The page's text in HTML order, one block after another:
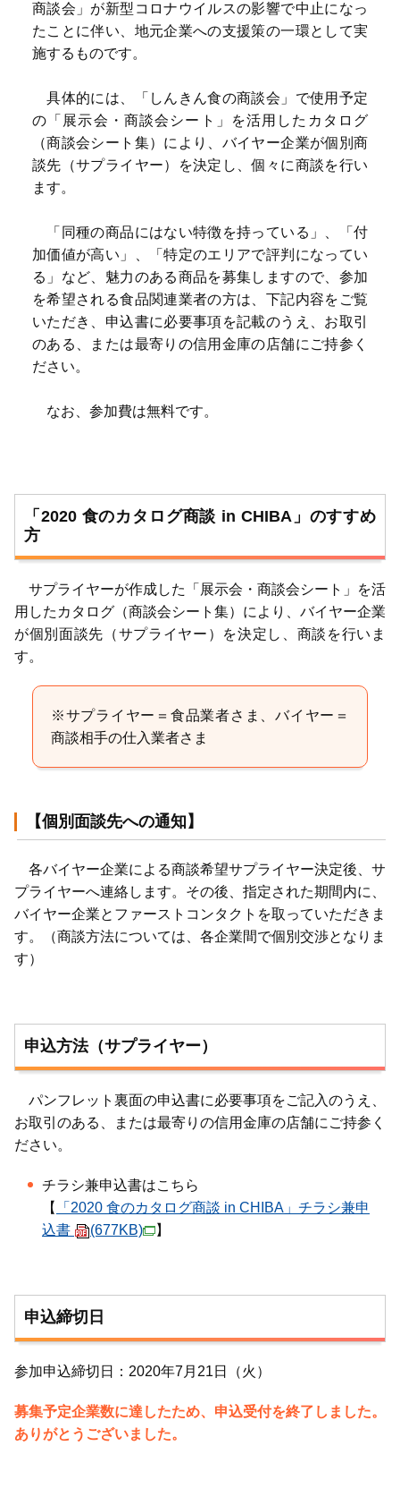
商談会」が新型コロナウイルスの影響で中止になっ
たことに伴い、地元企業への支援策の一環として実
施するものです。
具体的には、「しんきん食の商談会」で使用予定
の「展示会・商談会シート」を活用したカタログ
（商談会シート集）により、バイヤー企業が個別商
談先（サプライヤー）を決定し、個々に商談を行い
ます。
「同種の商品にはない特徴を持っている」、「付
加価値が高い」、「特定のエリアで評判になってい
る」など、魅力のある商品を募集しますので、参加
を希望される食品関連業者の方は、下記内容をご覧
いただき、申込書に必要事項を記載のうえ、お取引
のある、または最寄りの信用金庫の店舗にご持参く
ださい。
なお、参加費は無料です。
「2020 食のカタログ商談 in CHIBA」のすすめ
方
サプライヤーが作成した「展示会・商談会シート」を活
用したカタログ（商談会シート集）により、バイヤー企業
が個別面談先（サプライヤー）を決定し、商談を行いま
す。
※サプライヤー＝食品業者さま、バイヤー＝
商談相手の仕入業者さま​
【個別面談先への通知】
各バイヤー企業による商談希望サプライヤー決定後、サ
プライヤーへ連絡します。その後、指定された期間内に、
バイヤー企業とファーストコンタクトを取っていただきま
す。（商談方法については、各企業間で個別交渉となりま
す）
申込方法（サプライヤー）
パンフレット裏面の申込書に必要事項をご記入のうえ、
お取引のある、または最寄りの信用金庫の店舗にご持参く
ださい。
チラシ兼申込書はこちら
【
「2020 食のカタログ商談 in CHIBA」チラシ兼申
込書
(677KB) 】
申込締切日
参加申込締切日：2020年7月21日（火）
募集予定企業数に達したため、申込受付を終了しました。
ありがとうございました。